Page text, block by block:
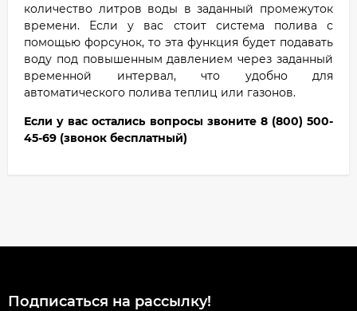
количество литров воды в заданный промежуток
времени. Если у вас стоит система полива с
помощью форсунок, то эта функция будет подавать
воду под повышенным давлением через заданный
временной интервал, что удобно для
автоматического полива теплиц или газонов.
Если у вас остались вопросы звоните 8 (800) 500-
45-69 (звонок бесплатный)
Подписаться на рассылкy!